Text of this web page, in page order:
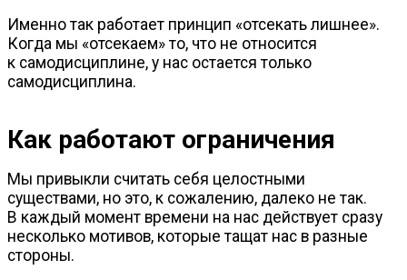
Именно так работает принцип «отсекать лишнее».
Когда мы «отсекаем» то, что не относится
к самодисциплине, у нас остается только
самодисциплина.
Как работают ограничения
Мы привыкли считать себя целостными
существами, но это, к сожалению, далеко не так.
В каждый момент времени на нас действует сразу
несколько мотивов, которые тащат нас в разные
стороны.